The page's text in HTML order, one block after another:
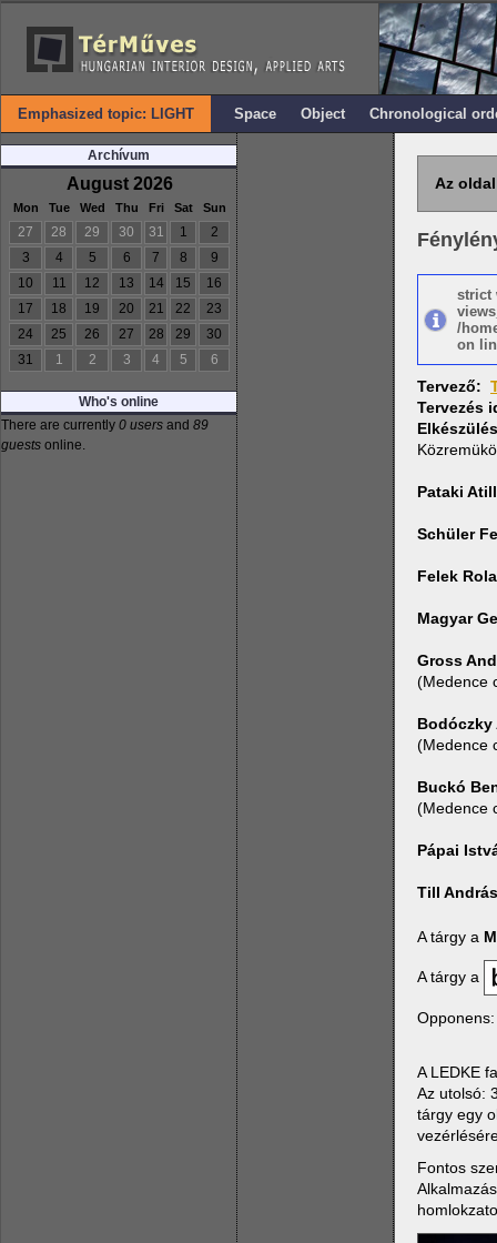
Emphasized topic: LIGHT Space Object Chronological
Archívum
August 2026
Mon Tue Wed Thu Fri Sat Sun
27 28 29 30 31 1
2
3
4 5 6 7 8
9
10
11 12 13 14 15
16
17
18 19 20 21 22
23
24
25 26 27 28 29
30
31
1 2 3 4 5 6
Who's online
There are currently 0 users and 89
guests online.
Az
strict
/
on
Tervező:
Tervezés
Pataki
Schüler
Felek
Magyar
Gross
(Medence
Bodóczky
(Medence
Buckó
(Medence
Pápai
Till András
A tárgy a
A tárgy a
A LEDKE
Az utolsó:
tárgy egy
Fontos